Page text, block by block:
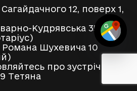
12, поверх 1,
Кудрявська 35, 2
Романа Шухевича 10
про зустріч по
Тетяна